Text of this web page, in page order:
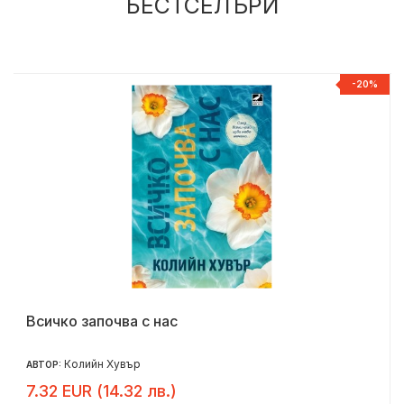
БЕСТСЕЛЪРИ
-20%
Всичко започва с нас
АВТОР: Колийн Хувър
7.32 EUR (14.32 лв.)